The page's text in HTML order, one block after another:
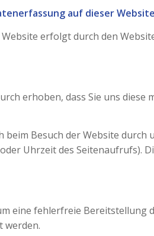
auf dieser
erfolgt durch den
erhoben, dass Sie uns diese
Besuch der Website durch
Uhrzeit des Seitenaufrufs).
eine fehlerfreie Bereitstellung
werden.